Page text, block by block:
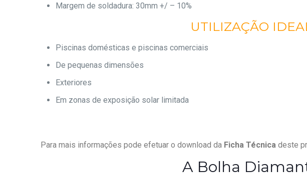
Margem de soldadura: 30mm +/ – 10%
UTILIZAÇÃO
Piscinas domésticas e piscinas comerciais
De pequenas dimensões
Exteriores
Em zonas de exposição solar limitada
Para mais informações pode efetuar o download da Ficha Técnica deste
A Bolha